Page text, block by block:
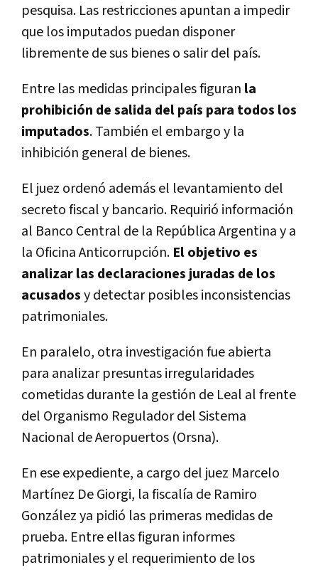
pesquisa. Las restricciones apuntan a impedir
que los imputados puedan disponer
libremente de sus bienes o salir del país.
Entre las medidas principales figuran la
prohibición de salida del país para todos los
imputados. También el embargo y la
inhibición general de bienes.
El juez ordenó además el levantamiento del
secreto fiscal y bancario. Requirió información
al Banco Central de la República Argentina y a
la Oficina Anticorrupción. El objetivo es
analizar las declaraciones juradas de los
acusadosy detectar posibles inconsistencias
patrimoniales.
En paralelo, otra investigación fue abierta
para analizar presuntas irregularidades
cometidas durante la gestión de Leal al frente
del Organismo Regulador del Sistema
Nacional de Aeropuertos (Orsna).
En ese expediente, a cargo del juez Marcelo
Martínez De Giorgi, la fiscalía de Ramiro
González ya pidió las primeras medidas de
prueba. Entre ellas figuran informes
patrimoniales y el requerimiento de los